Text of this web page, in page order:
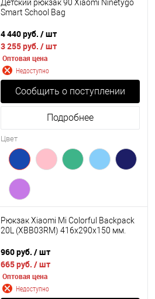
Детский рюкзак 90 Xiaomi Ninetygo
Smart School Bag
4 440 руб. / шт
3 255 руб. / шт
Оптовая цена
Недоступно
Сообщить о поступлении
Подробнее
Цвет
Рюкзак Xiaomi Mi Colorful Backpack
20L (XBB03RM) 416х290х150 мм.
960 руб. / шт
665 руб. / шт
Оптовая цена
Недоступно